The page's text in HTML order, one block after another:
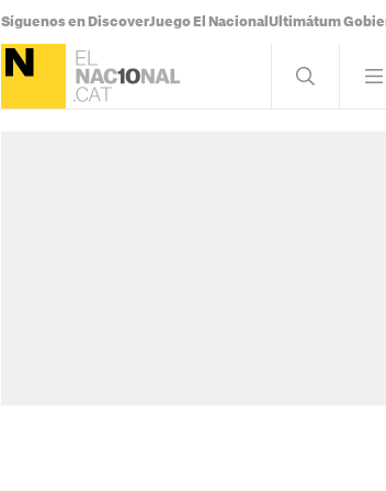
Síguenos en DiscoverJuego El Nacional Ultimátum